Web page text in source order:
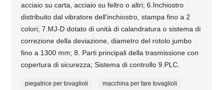
acciaio su carta, acciaio su feltro o altri; 6.Inchiostro
distribuito dal vibratore dell'inchiostro, stampa fino a 2
colori; 7.MJ-D dotato di unità di calandratura o sistema di
correzione della deviazione, diametro del rotolo jumbo
fino a 1300 mm; 8. Parti principali della trasmissione con
copertura di sicurezza; Sistema di controllo 9.PLC.
piegatrice per tovaglioli macchina per fare tovaglioli